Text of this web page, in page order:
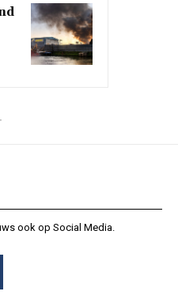
ook op Social Media.